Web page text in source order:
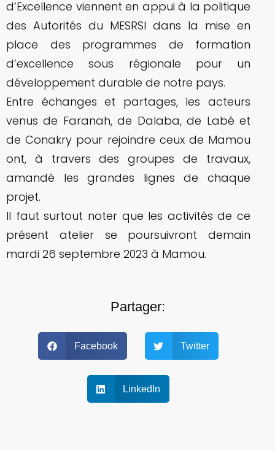
d’Excellence viennent en appui à la politique
des Autorités du MESRSI dans la mise en
place des programmes de formation
d’excellence sous régionale pour un
développement durable de notre pays.
Entre échanges et partages, les acteurs
venus de Faranah, de Dalaba, de Labé et
de Conakry pour rejoindre ceux de Mamou
ont, à travers des groupes de travaux,
amandé les grandes lignes de chaque
projet.
Il faut surtout noter que les activités de ce
présent atelier se poursuivront demain
mardi 26 septembre 2023 à Mamou.
Partager:
Facebook Twitter
LinkedIn